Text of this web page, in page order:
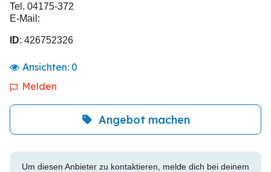
Tel. 04175-372
E-Mail:
ID: 426752326
Ansichten: 0
Melden
Angebot machen
Um diesen Anbieter zu kontaktieren, melde dich bei deinem